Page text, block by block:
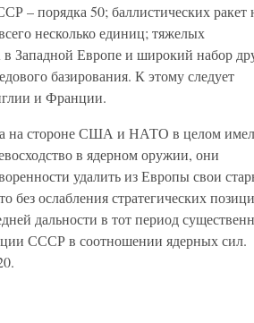
– порядка 50; баллистических ракет
несколько единиц; тяжелых
Западной Европе и широкий набор
базирования. К этому следует
и Франции.
на стороне США и НАТО в целом
в ядерном оружии, они
удалить из Европы свои
без ослабления стратегических
дальности в тот период
СССР в соотношении ядерных сил.